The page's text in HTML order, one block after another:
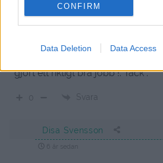
CONFIRM
Data Deletion Data Access
6 år sedan
Fick min bok idag !. Snabbt, gott
nöjd och glad. Läst fram till
gjort ett riktigt bra jobb !. Tack .
Svara
Disa Svensson